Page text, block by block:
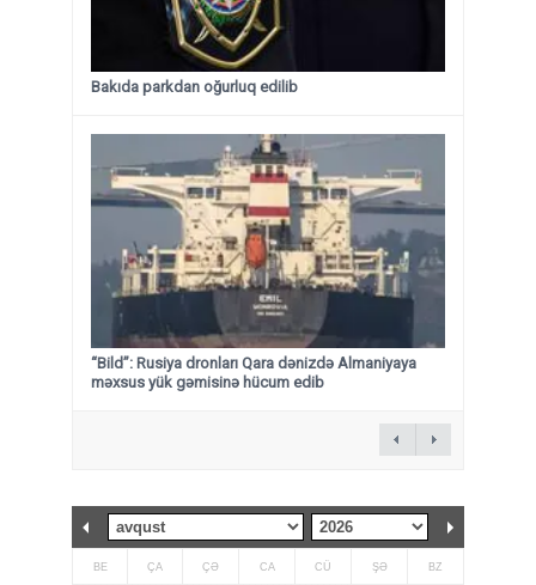
Bakıda parkdan oğurluq edilib
“Bild”: Rusiya dronları Qara dənizdə Almaniyaya
məxsus yük gəmisinə hücum edib
BE ÇA ÇƏ CA CÜ ŞƏ BZ